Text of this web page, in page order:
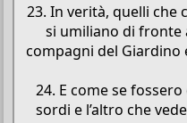
23. In verità, quelli che
si umiliano di fronte
compagni del
24. E come se
sordi e l’altro che